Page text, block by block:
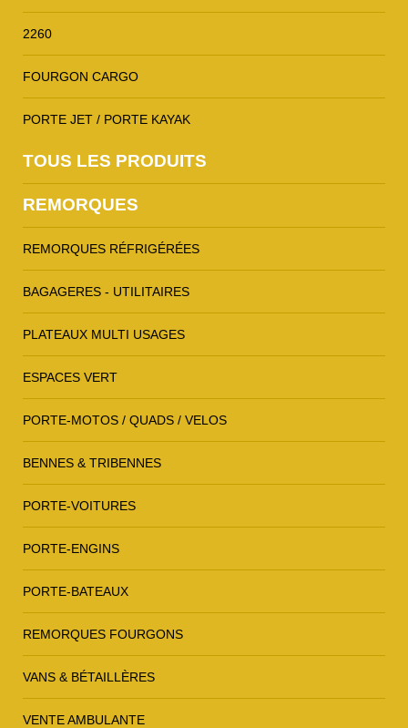
2260
FOURGON CARGO
PORTE JET / PORTE KAYAK
TOUS LES PRODUITS
REMORQUES
REMORQUES RÉFRIGÉRÉES
BAGAGERES - UTILITAIRES
PLATEAUX MULTI USAGES
ESPACES VERT
PORTE-MOTOS / QUADS / VELOS
BENNES & TRIBENNES
PORTE-VOITURES
PORTE-ENGINS
PORTE-BATEAUX
REMORQUES FOURGONS
VANS & BÉTAILLÈRES
VENTE AMBULANTE